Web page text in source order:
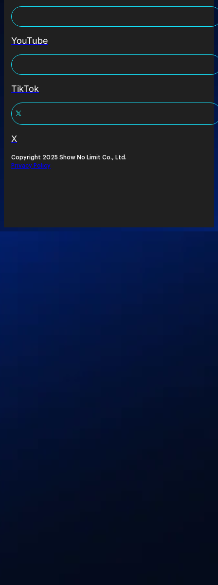
YouTube
TikTok
X
Copyright 2025 Show No Limit Co., Ltd.
Privacy Policy